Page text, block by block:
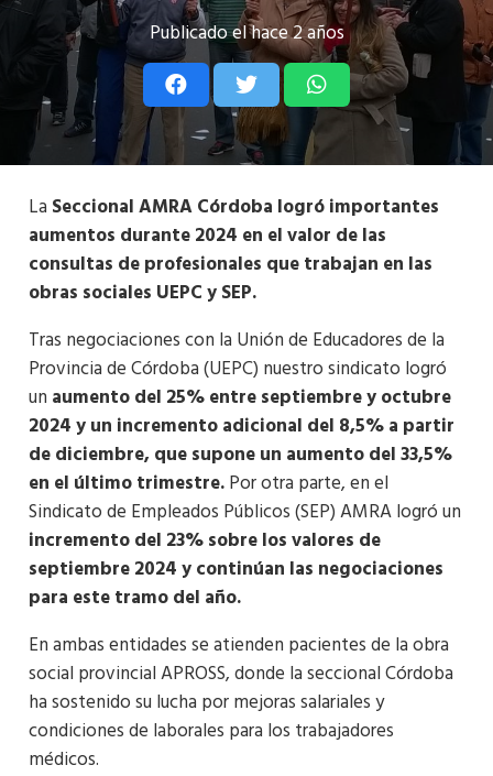
Publicado elhace 2 años
La Seccional AMRA Córdoba logró importantes
aumentos durante 2024 en el valor de las
consultas de profesionales que trabajan en las
obras sociales UEPC y SEP.
Tras negociaciones con la Unión de Educadores de la
Provincia de Córdoba (UEPC) nuestro sindicato logró
un aumento del 25% entre septiembre y octubre
2024 y un incremento adicional del 8,5% a partir
de diciembre, que supone un aumento del 33,5%
en el último trimestre.Por otra parte, en el
Sindicato de Empleados Públicos (SEP) AMRA logró un
incremento del 23% sobre los valores de
septiembre 2024 y continúan las negociaciones
para este tramo del año.
En ambas entidades se atienden pacientes de la obra
social provincial APROSS, donde la seccional Córdoba
ha sostenido su lucha por mejoras salariales y
condiciones de laborales para los trabajadores
médicos.